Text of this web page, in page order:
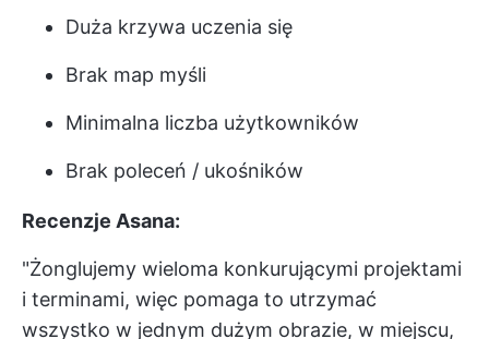
Duża krzywa uczenia się
Brak map myśli
Minimalna liczba użytkowników
Brak poleceń / ukośników
Recenzje Asana:
"Żonglujemy wieloma konkurującymi projektami
i terminami, więc pomaga to utrzymać
wszystko w jednym dużym obrazie, w miejscu,